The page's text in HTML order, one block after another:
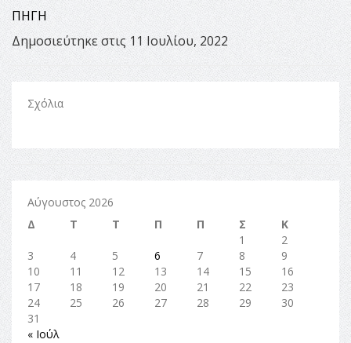
ΠΗΓΗ
Δημοσιεύτηκε στις 11 Ιουλίου, 2022
Σχόλια
Αύγουστος 2026
Δ
Τ Τ Π Π Σ
Κ
1
2
3
4 5 6 7 8
9
10
11 12 13 14 15
16
17
18 19 20 21 22
23
24
25 26 27 28 29
30
31
« Ιούλ